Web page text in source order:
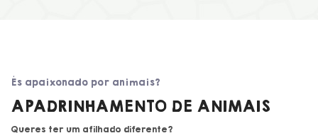
És apaixonado por animais?
APADRINHAMENTO DE ANIMAIS
Queres ter um afilhado diferente?